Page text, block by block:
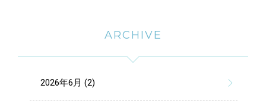
ARCHIVE
2026年6月 (2)